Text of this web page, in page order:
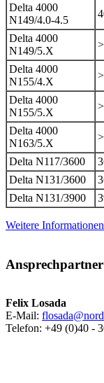
Delta 4000
N149/4.0-4.5
Delta 4000
N149/5.X
Delta 4000
N155/4.X
Delta 4000
N155/5.X
Delta 4000
N163/5.X
Delta N117/3600
Delta N131/3600
Delta N131/3900
Weitere
Ansprechpartner
Felix Losada
E-Mail:
Telefon: +49 (0)40 -